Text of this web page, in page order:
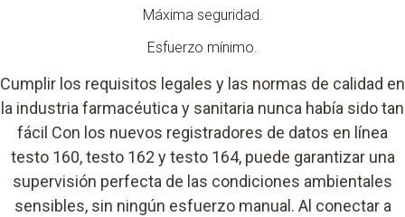
Máxima seguridad.
Esfuerzo mínimo.
Cumplir los requisitos legales y las normas de calidad en
la industria farmacéutica y sanitaria nunca había sido tan
fácil Con los nuevos registradores de datos en línea
testo 160, testo 162 y testo 164, puede garantizar una
supervisión perfecta de las condiciones ambientales
sensibles, sin ningún esfuerzo manual. Al conectar a